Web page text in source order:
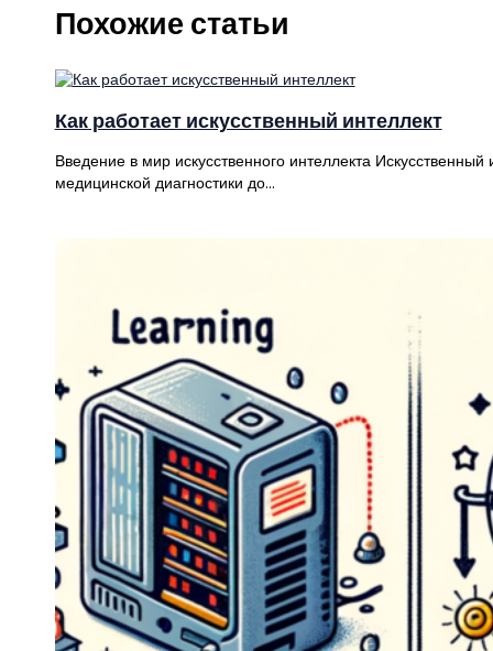
Похожие статьи
Как работает искусственный интеллект
Введение в мир искусственного интеллекта
медицинской диагностики до…